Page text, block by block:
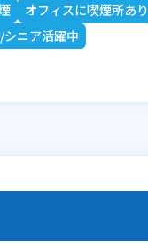
オフィスに喫煙所あり
シニア活躍中